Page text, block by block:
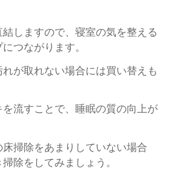
しますので、寝室の気を整える
つながります。
が取れない場合には買い替えも
流すことで、睡眠の質の向上が
床掃除をあまりしていない場合
除をしてみましょう。